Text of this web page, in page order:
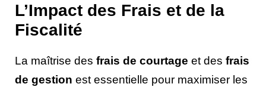
L’Impact des Frais et de la
Fiscalité
La maîtrise des frais de courtage et des frais
de gestion est essentielle pour maximiser les